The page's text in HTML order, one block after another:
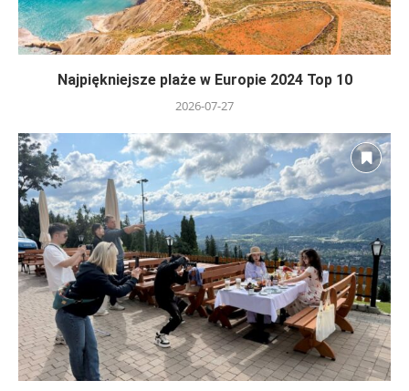
Najpiękniejsze plaże w Europie 2024 Top 10
2026-07-27